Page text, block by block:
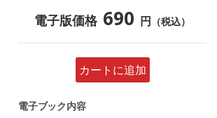
電子版価格 690 円 （税込）
カートに追加
電子ブック内容